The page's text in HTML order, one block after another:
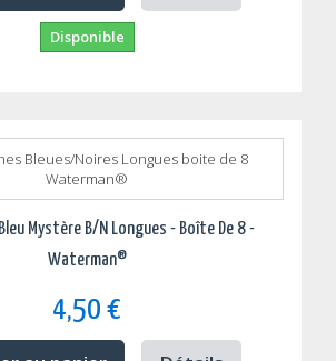
Disponible
Mystère B/N Longues - Boîte De 8 -
Waterman®
4,50 €